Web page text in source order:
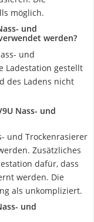
möglich.
und
werden?
und
Ladestation gestellt
des Ladens nicht
Nass- und
und Trockenrasierer
Zusätzliches
dafür, dass
werden. Die
als unkompliziert.
und